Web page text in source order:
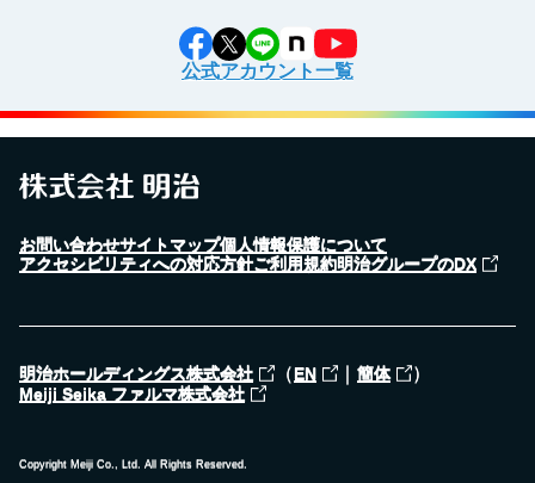
公式アカウント一覧
お問い合わせサイトマップ個人情報保護について
アクセシビリティへの対応方針ご利用規約明治グループのDX
明治ホールディングス株式会社 （EN ｜ 簡体 ）
Meiji Seika ファルマ株式会社
Copyright Meiji Co., Ltd. All Rights Reserved.